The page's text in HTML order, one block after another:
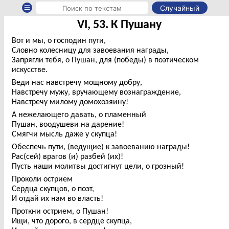
Случайный
VI, 53. К Пушану
Вот и мы, о господин пути,
Словно колесницу для завоевания награды,
Запрягли тебя, о Пушан, для (победы) в поэтическом
искусстве.
Веди нас навстречу мощному добру,
Навстречу мужу, вручающему вознаграждение,
Навстречу милому домохозяину!
А нежелающего давать, о пламенный
Пушан, воодушеви на дарение!
Смягчи мысль даже у скупца!
Обеспечь пути, (ведущие) к завоеванию награды!
Рас(сей) врагов (и) разбей (их)!
Пусть наши молитвы достигнут цели, о грозный!
Проколи острием
Сердца скупцов, о поэт,
И отдай их нам во власть!
Проткни острием, о Пушан!
Ищи, что дорого, в сердце скупца,